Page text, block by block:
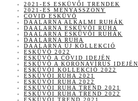
2021-ES ESKÜVŐI TRENDEK
2021-ES MENYASSZONY
COVID ESKÜVŐ
DAALARNA ALKALMI RUHÁK
DAALARNA ESKÜVŐI RUHA
DAALARNA ESKÜVŐI RUHÁK
DAALARNA RUHA
DAALARNA ÚJ KOLLEKCIÓ
ESKÜVŐ 2022
ESKÜVŐ A COVID IDEJÉN
ESKÜVŐ A KORONAVÍRUS IDEJÉN
ESKÜVŐI KOLLEKCIÓ 2022
ESKÜVŐI RUHA 2021
ESKÜVŐI RUHA 2022
ESKÜVŐI RUHA TREND 2021
ESKÜVŐI RUHA TREND 2022
ESKÜVŐI TREND 2021